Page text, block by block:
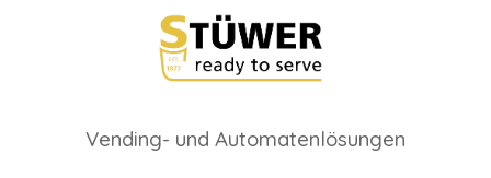
Vending- und Automatenlösungen